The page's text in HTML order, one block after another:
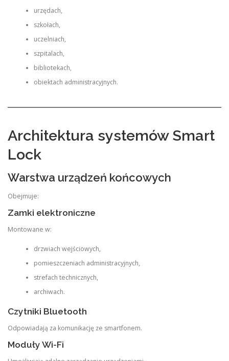
urzędach,
szkołach,
uczelniach,
szpitalach,
bibliotekach,
obiektach administracyjnych.
Architektura systemów Smart
Lock
Warstwa urządzeń końcowych
Obejmuje:
Zamki elektroniczne
Montowane w:
drzwiach wejściowych,
pomieszczeniach administracyjnych,
strefach technicznych,
archiwach.
Czytniki Bluetooth
Odpowiadają za komunikację ze smartfonem.
Moduły Wi-Fi